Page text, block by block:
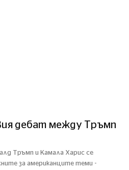
дебат между Тръмп
Тръмп и Камала Харис се
за американците теми -